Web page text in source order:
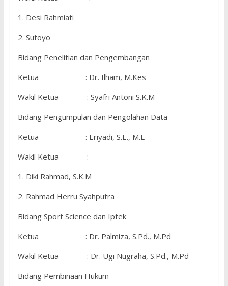
1. Desi Rahmiati
2. Sutoyo
Bidang Penelitian dan Pengembangan
Ketua : Dr. Ilham, M.Kes
Wakil Ketua : Syafri Antoni S.K.M
Bidang Pengumpulan dan Pengolahan Data
Ketua : Eriyadi, S.E., M.E
Wakil Ketua :
1. Diki Rahmad, S.K.M
2. Rahmad Herru Syahputra
Bidang Sport Science dan Iptek
Ketua : Dr. Palmiza, S.Pd., M.Pd
Wakil Ketua : Dr. Ugi Nugraha, S.Pd., M.Pd
Bidang Pembinaan Hukum